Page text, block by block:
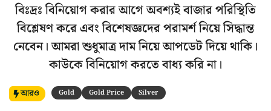
বিঃদ্রঃ বিনিয়োগ করার আগে অবশ্যই বাজার পরিস্থিতি
বিশ্লেষণ করে এবং বিশেষজ্ঞদের পরামর্শ নিয়ে সিদ্ধান্ত
নেবেন। আমরা শুধুমাত্র দাম নিয়ে আপডেট দিয়ে থাকি।
কাউকে বিনিয়োগ করতে বাধ্য করি না।
আরও Gold Gold Price Silver